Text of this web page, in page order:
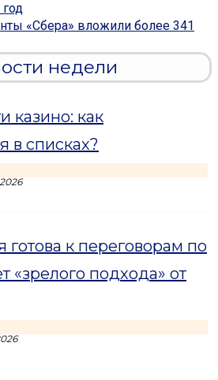
«Сбера» вложили более 341
недели
казино: как
в списках?
к переговорам по
«зрелого подхода» от